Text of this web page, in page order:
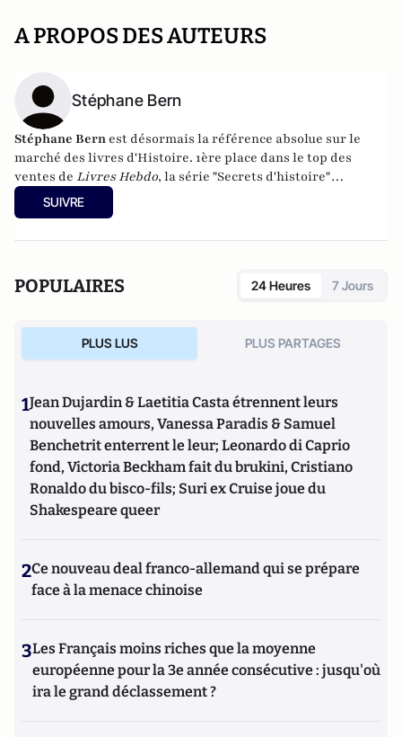
A PROPOS DES AUTEURS
Stéphane Bern
Stéphane Bern est désormais la référence absolue sur le
marché des livres d'Histoire. 1ère place dans le top des
ventes de Livres Hebdo, la série "Secrets d'histoire"
enregistre déjà plus de 400 000 ex. vendus en librairie ! Un
succès qui ne cesse de s'affirmer, sur un parcours d'ores et
SUIVRE
POPULAIRES 24 Heures 7 Jours
PLUS LUS PLUS PARTAGES
1Jean Dujardin & Laetitia Casta étrennent leurs
nouvelles amours, Vanessa Paradis & Samuel
Benchetrit enterrent le leur; Leonardo di Caprio
fond, Victoria Beckham fait du brukini, Cristiano
Ronaldo du bisco-fils; Suri ex Cruise joue du
Shakespeare queer
2Ce nouveau deal franco-allemand qui se prépare
face à la menace chinoise
3Les Français moins riches que la moyenne
européenne pour la 3e année consécutive : jusqu'où
ira le grand déclassement ?